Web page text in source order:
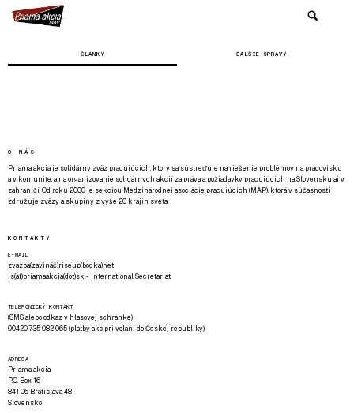
ČLÁNKY ĎALŠIE SPRÁVY
O NÁS
Priama akcia je solidárny zväz pracujúcich, ktorý sa sústreďuje na riešenie problémov na pracovisku
a v komunite, a na organizovanie solidárnych akcií za práva a požiadavky pracujúcich na Slovensku aj v
zahraničí. Od roku 2000 je sekciou Medzinárodnej asociácie pracujúcich (MAP), ktorá v súčasnosti
združuje zväzy a skupiny z vyše 20 krajín sveta.
KONTAKTY
E-MAIL
zvazpa(zavináč)riseup(bodka)net
is(at)priamaakcia(dot)sk - International Secretariat
TELEFONICKÝ KONTAKT
(SMS alebo odkaz v hlasovej schránke):
00420 735 082 065 (platby ako pri volaní do Českej republiky)
ADRESA
Priama akcia
P.O. Box 16
841 06 Bratislava 48
Slovensko